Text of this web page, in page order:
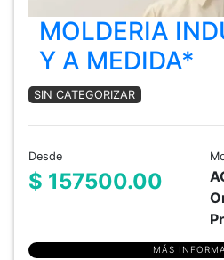
MOLDERIA
Y A MEDIDA*
SIN CATEGORIZAR
Desde
$ 157500.00
MÁS